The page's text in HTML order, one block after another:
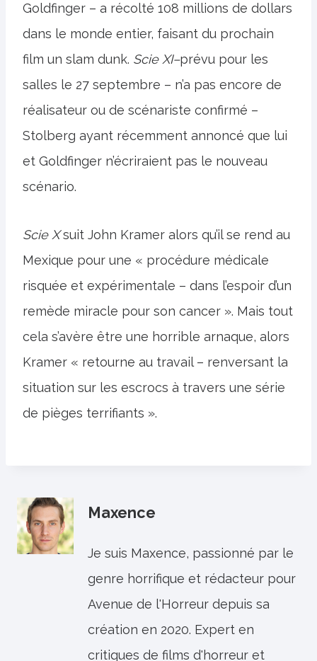
Goldfinger – a récolté 108 millions de dollars
dans le monde entier, faisant du prochain
film un slam dunk. Scie XI–prévu pour les
salles le 27 septembre – n’a pas encore de
réalisateur ou de scénariste confirmé –
Stolberg ayant récemment annoncé que lui
et Goldfinger n’écriraient pas le nouveau
scénario.
Scie Xsuit John Kramer alors qu’il se rend au
Mexique pour une « procédure médicale
risquée et expérimentale – dans l’espoir d’un
remède miracle pour son cancer ». Mais tout
cela s’avère être une horrible arnaque, alors
Kramer « retourne au travail – renversant la
situation sur les escrocs à travers une série
de pièges terrifiants ».
Maxence
Je suis Maxence, passionné par le
genre horrifique et rédacteur pour
Avenue de l'Horreur depuis sa
création en 2020. Expert en
critiques de films d'horreur et